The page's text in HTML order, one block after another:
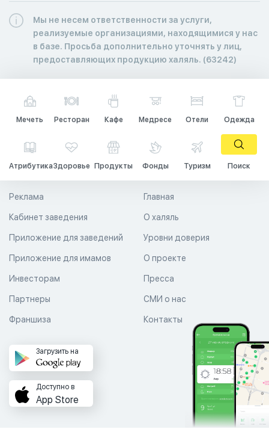
Мы не несем ответственности за услуги,
реализуемые организациями, находящимися у нас
в базе. Просьба дополнительно уточнять у лиц,
предоставляющих продукцию халяль. (63242)
Мечеть Ресторан Кафе Медресе Отели Одежда
АтрибутикаЗдоровье Продукты Фонды Туризм Поиск
Главная
О халяль
Уровни доверия
Реклама
Кабинет заведения
Приложение для заведений
Приложение для имамов О проекте
Пресса
СМИ о нас
Контакты
Инвесторам
Партнеры
Франшиза
Загрузить на
Доступно в
App Store